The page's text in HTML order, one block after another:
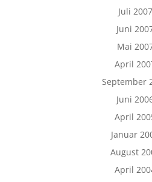
Juli 2007
Juni
Mai
April
September
Juni
April
Januar
August
April